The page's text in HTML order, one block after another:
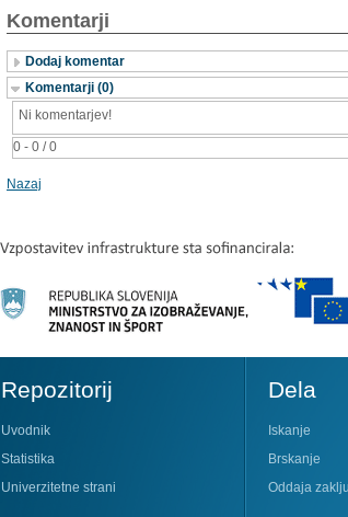
Komentarji
Dodaj komentar
Komentarji (0)
0 - 0 / 0
Ni komentarjev!
Nazaj
Repozitorij
Uvodnik
Statistika
Univerzitetne strani
Dela
Iskanje
Brskanje
Oddaja